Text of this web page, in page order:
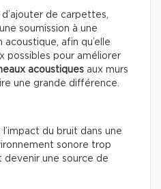
d’ajouter de carpettes,
soumission à une
afin qu’elle
possibles pour améliorer
acoustiques aux murs
une grande différence.
du bruit dans une
sonore trop
une source de